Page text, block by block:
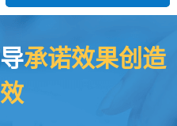
承诺效果创造